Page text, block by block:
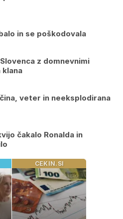
in se poškodovala
z domnevnimi
veter in neeksplodirana
čakalo Ronalda in
CEKIN.SI